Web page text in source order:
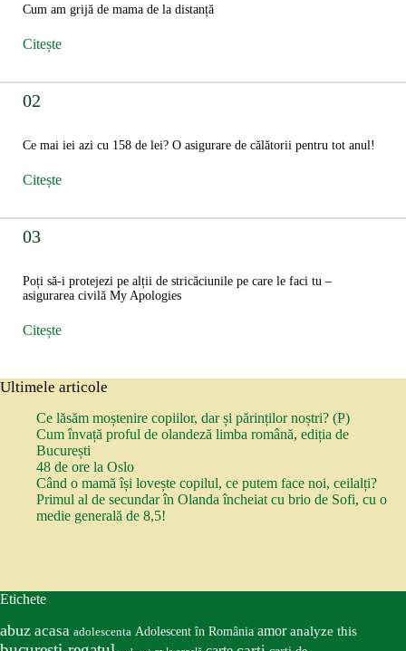
Cum am grijă de mama de la distanță
Citește
02
Ce mai iei azi cu 158 de lei? O asigurare de călătorii pentru tot anul!
Citește
03
Poți să-i protejezi pe alții de stricăciunile pe care le faci tu –
asigurarea civilă My Apologies
Citește
Ultimele articole
Ce lăsăm moștenire copiilor, dar și părinților noștri? (P)
Cum învață proful de olandeză limba română, ediția de
București
48 de ore la Oslo
Când o mamă își lovește copilul, ce putem face noi, ceilalți?
Primul al de secundar în Olanda încheiat cu brio de Sofi, cu o
medie generală de 8,5!
Etichete
abuz acasa adolescenta Adolescent în România amor analyze this